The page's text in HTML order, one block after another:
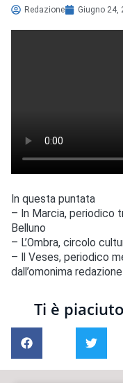
Redazione Giugno 24,
In questa puntata
– In Marcia, periodico
Belluno
– L’Ombra, circolo
– Il Veses, periodico
dall’omonima
Ti è